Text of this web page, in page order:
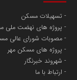
تسهیلات مسکن
پروژه های نهضت ملی
مصوبات شورای عالی
پروژه های مسکن مهر
شهروند خبرنگار
ارتباط با ما